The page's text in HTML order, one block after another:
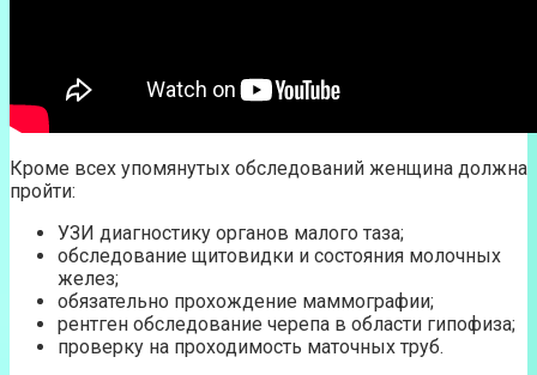
Кроме всех упомянутых обследований женщина должна
пройти:
УЗИ диагностику органов малого таза;
обследование щитовидки и состояния молочных
желез;
обязательно прохождение маммографии;
рентген обследование черепа в области гипофиза;
проверку на проходимость маточных труб.